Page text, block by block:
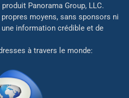
Panorama Group, LLC.
moyens, sans sponsors ni
information crédible et de
à travers le monde: